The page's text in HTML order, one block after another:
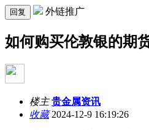
回复 外链推广
如何购买伦敦银的期
楼主 贵金属资讯
收藏2024-12-9 16:19:26